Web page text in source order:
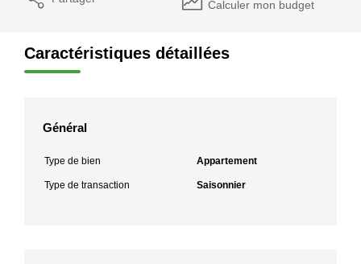
Calculer mon budget
Caractéristiques détaillées
Général
Type de bien Appartement
Type de transaction Saisonnier